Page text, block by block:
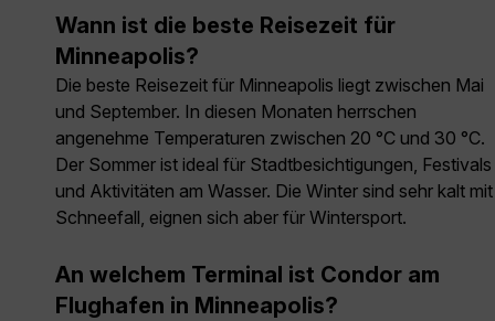
Wann ist die beste Reisezeit für
Minneapolis?
Die beste Reisezeit für Minneapolis liegt zwischen Mai
und September. In diesen Monaten herrschen
angenehme Temperaturen zwischen 20 °C und 30 °C.
Der Sommer ist ideal für Stadtbesichtigungen, Festivals
und Aktivitäten am Wasser. Die Winter sind sehr kalt mit
Schneefall, eignen sich aber für Wintersport.
An welchem Terminal ist Condor am
Flughafen in Minneapolis?